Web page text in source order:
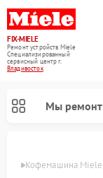
FIX-MIELE
Ремонт устройств Miele
Специализированный
cервисный центр г.
Владивосток
Мы
Кофемашина Miele